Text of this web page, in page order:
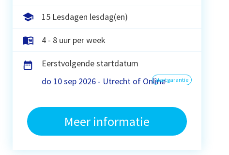
15 Lesdagen lesdag(en)
4 - 8 uur per week
Eerstvolgende startdatum
do 10 sep 2026 - Utrecht of Onlinestartgarantie
Meer informatie